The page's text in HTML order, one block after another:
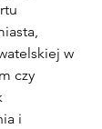
w
czy
i